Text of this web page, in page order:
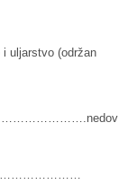
uljarstvo (održan